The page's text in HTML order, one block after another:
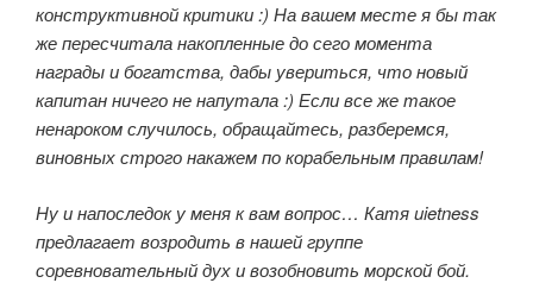
конструктивной критики :) На вашем месте я бы так
же пересчитала накопленные до сего момента
награды и богатства, дабы увериться, что новый
капитан ничего не напутала :) Если все же такое
ненароком случилось, обращайтесь, разберемся,
виновных строго накажем по корабельным правилам!
Ну и напоследок у меня к вам вопрос… Катя uietness
предлагает возродить в нашей группе
соревновательный дух и возобновить морской бой.